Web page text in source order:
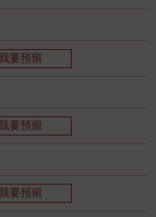
要預留
要預留
要預留